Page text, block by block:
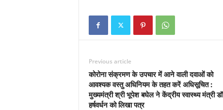
Previous article
कोरोना संक्रमण के उपचार में आने वाली दवाओं को
आवश्यक वस्तु अधिनियम के तहत करें अधिसूचित :
मुख्यमंत्री श्री भूपेश बघेल ने केंद्रीय स्वास्थ्य मंत्री डॉ
हर्षवर्धन को लिखा पत्र